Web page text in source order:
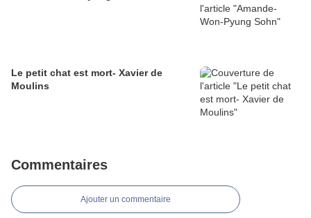
Le petit chat est mort- Xavier de
Moulins
Commentaires
Ajouter un commentaire